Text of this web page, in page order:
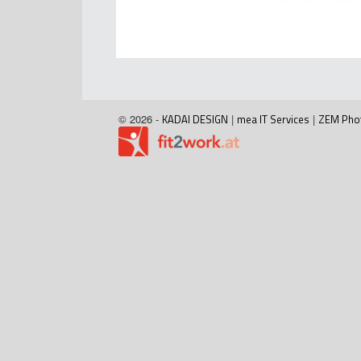
© 2026 - KADAI DESIGN | mea IT Services | ZEM